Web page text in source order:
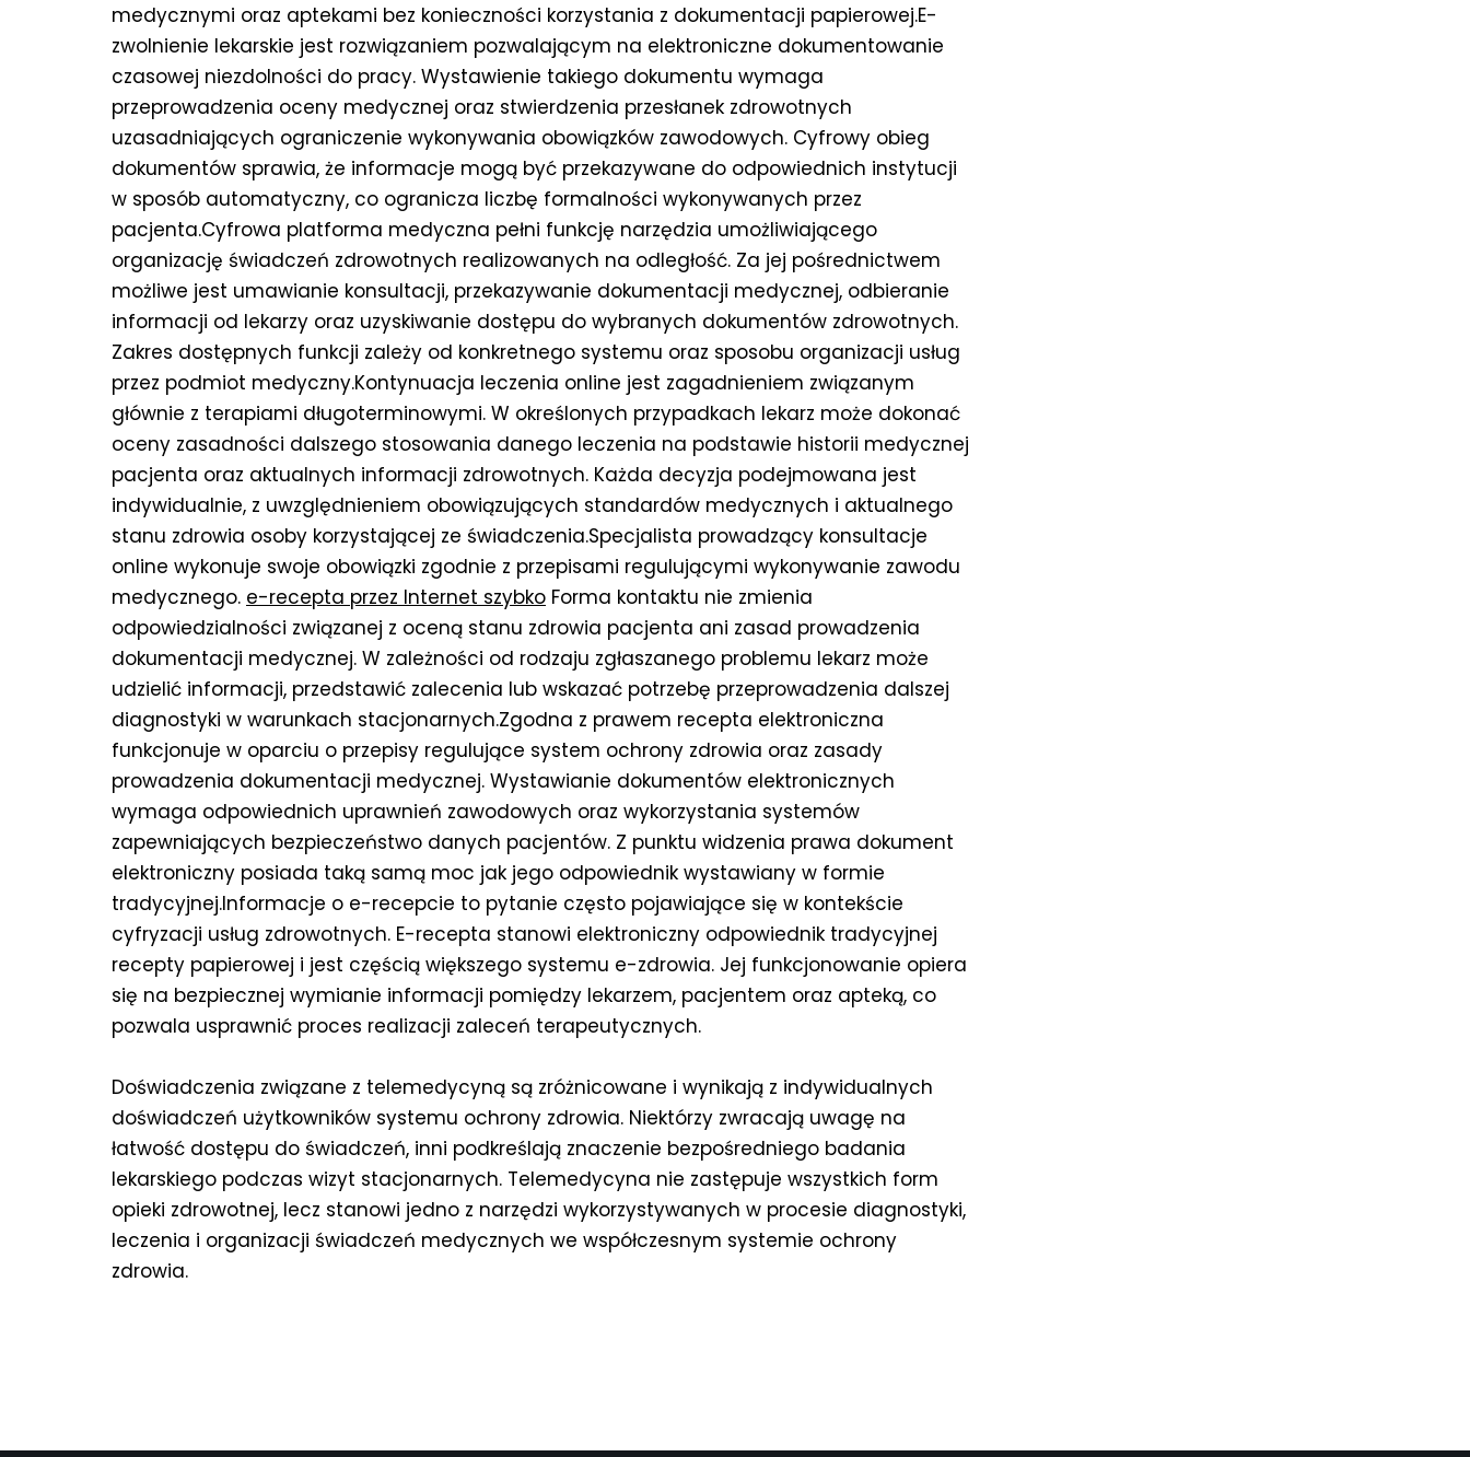
medycznymi oraz aptekami bez konieczności korzystania z dokumentacji papierowej.E-
zwolnienie lekarskie jest rozwiązaniem pozwalającym na elektroniczne dokumentowanie
czasowej niezdolności do pracy. Wystawienie takiego dokumentu wymaga
przeprowadzenia oceny medycznej oraz stwierdzenia przesłanek zdrowotnych
uzasadniających ograniczenie wykonywania obowiązków zawodowych. Cyfrowy obieg
dokumentów sprawia, że informacje mogą być przekazywane do odpowiednich instytucji
w sposób automatyczny, co ogranicza liczbę formalności wykonywanych przez
pacjenta.Cyfrowa platforma medyczna pełni funkcję narzędzia umożliwiającego
organizację świadczeń zdrowotnych realizowanych na odległość. Za jej pośrednictwem
możliwe jest umawianie konsultacji, przekazywanie dokumentacji medycznej, odbieranie
informacji od lekarzy oraz uzyskiwanie dostępu do wybranych dokumentów zdrowotnych.
Zakres dostępnych funkcji zależy od konkretnego systemu oraz sposobu organizacji usług
przez podmiot medyczny.Kontynuacja leczenia online jest zagadnieniem związanym
głównie z terapiami długoterminowymi. W określonych przypadkach lekarz może dokonać
oceny zasadności dalszego stosowania danego leczenia na podstawie historii medycznej
pacjenta oraz aktualnych informacji zdrowotnych. Każda decyzja podejmowana jest
indywidualnie, z uwzględnieniem obowiązujących standardów medycznych i aktualnego
stanu zdrowia osoby korzystającej ze świadczenia.Specjalista prowadzący konsultacje
online wykonuje swoje obowiązki zgodnie z przepisami regulującymi wykonywanie zawodu
medycznego. e-recepta przez Internet szybko Forma kontaktu nie zmienia
odpowiedzialności związanej z oceną stanu zdrowia pacjenta ani zasad prowadzenia
dokumentacji medycznej. W zależności od rodzaju zgłaszanego problemu lekarz może
udzielić informacji, przedstawić zalecenia lub wskazać potrzebę przeprowadzenia dalszej
diagnostyki w warunkach stacjonarnych.Zgodna z prawem recepta elektroniczna
funkcjonuje w oparciu o przepisy regulujące system ochrony zdrowia oraz zasady
prowadzenia dokumentacji medycznej. Wystawianie dokumentów elektronicznych
wymaga odpowiednich uprawnień zawodowych oraz wykorzystania systemów
zapewniających bezpieczeństwo danych pacjentów. Z punktu widzenia prawa dokument
elektroniczny posiada taką samą moc jak jego odpowiednik wystawiany w formie
tradycyjnej.Informacje o e-recepcie to pytanie często pojawiające się w kontekście
cyfryzacji usług zdrowotnych. E-recepta stanowi elektroniczny odpowiednik tradycyjnej
recepty papierowej i jest częścią większego systemu e-zdrowia. Jej funkcjonowanie opiera
się na bezpiecznej wymianie informacji pomiędzy lekarzem, pacjentem oraz apteką, co
pozwala usprawnić proces realizacji zaleceń terapeutycznych.
Doświadczenia związane z telemedycyną są zróżnicowane i wynikają z indywidualnych
doświadczeń użytkowników systemu ochrony zdrowia. Niektórzy zwracają uwagę na
łatwość dostępu do świadczeń, inni podkreślają znaczenie bezpośredniego badania
lekarskiego podczas wizyt stacjonarnych. Telemedycyna nie zastępuje wszystkich form
opieki zdrowotnej, lecz stanowi jedno z narzędzi wykorzystywanych w procesie diagnostyki,
leczenia i organizacji świadczeń medycznych we współczesnym systemie ochrony
zdrowia.